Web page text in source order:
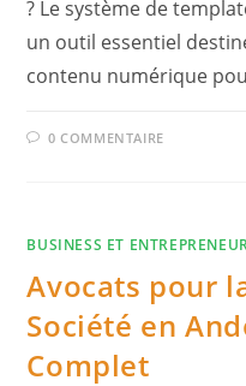
? Le système de
un outil essentiel
contenu numérique
0 COMMENTAIRE
BUSINESS ET
Avocats pour
Société en
Complet